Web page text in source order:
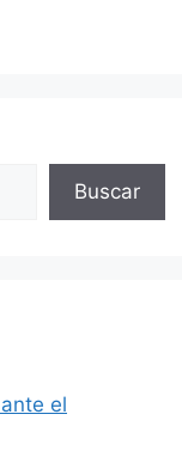
Buscar
el